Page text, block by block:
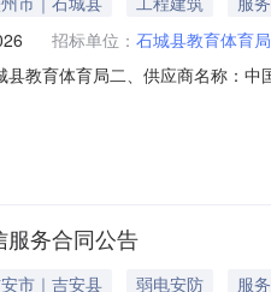
招标单位： 石城县教育体育局
县教育体育局二、供应商名称：
、其它事项：无八、联系方式1、
服务合同公告
市｜吉安县 弱电安防
服务